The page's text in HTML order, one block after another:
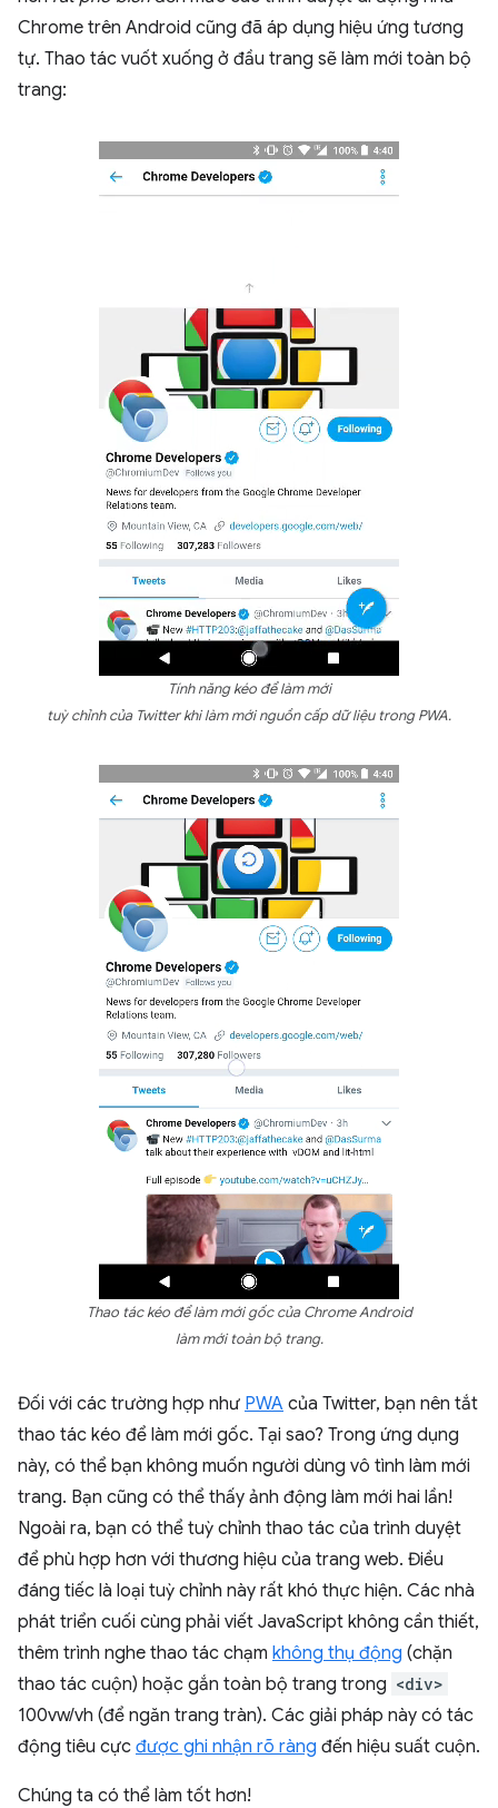
Chrome trên Android cũng đã áp dụng hiệu ứng tương
tự. Thao tác vuốt xuống ở đầu trang sẽ làm mới toàn bộ
trang:
Tính năng kéo để làm mới
tuỳ chỉnh của Twitter khi làm mới nguồn cấp dữ liệu trong PWA.
Thao tác kéo để làm mới gốc của Chrome Android
làm mới toàn bộ trang.
Đối với các trường hợp như PWA của Twitter, bạn nên tắt
thao tác kéo để làm mới gốc. Tại sao? Trong ứng dụng
này, có thể bạn không muốn người dùng vô tình làm mới
trang. Bạn cũng có thể thấy ảnh động làm mới hai lần!
Ngoài ra, bạn có thể tuỳ chỉnh thao tác của trình duyệt
để phù hợp hơn với thương hiệu của trang web. Điều
đáng tiếc là loại tuỳ chỉnh này rất khó thực hiện. Các nhà
phát triển cuối cùng phải viết JavaScript không cần thiết,
thêm trình nghe thao tác chạm không thụ động (chặn
thao tác cuộn) hoặc gắn toàn bộ trang trong <div>
100vw/vh (để ngăn trang tràn). Các giải pháp này có tác
động tiêu cực được ghi nhận rõ ràng đến hiệu suất cuộn.
Chúng ta có thể làm tốt hơn!